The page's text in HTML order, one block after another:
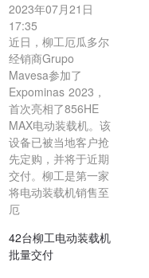
2023年07月21日
17:35
近日，柳工厄瓜多尔
经销商Grupo
Mavesa参加了
Expominas 2023，
首次亮相了856HE
MAX电动装载机。该
设备已被当地客户抢
先定购，并将于近期
交付。柳工是第一家
将电动装载机销售至
厄
42台柳工电动装载机
批量交付